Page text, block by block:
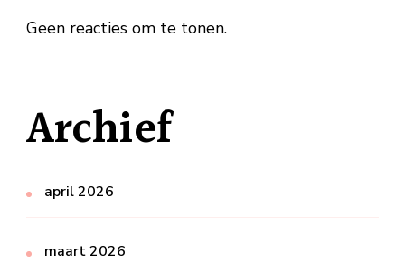
Geen reacties om te tonen.
Archief
april 2026
maart 2026